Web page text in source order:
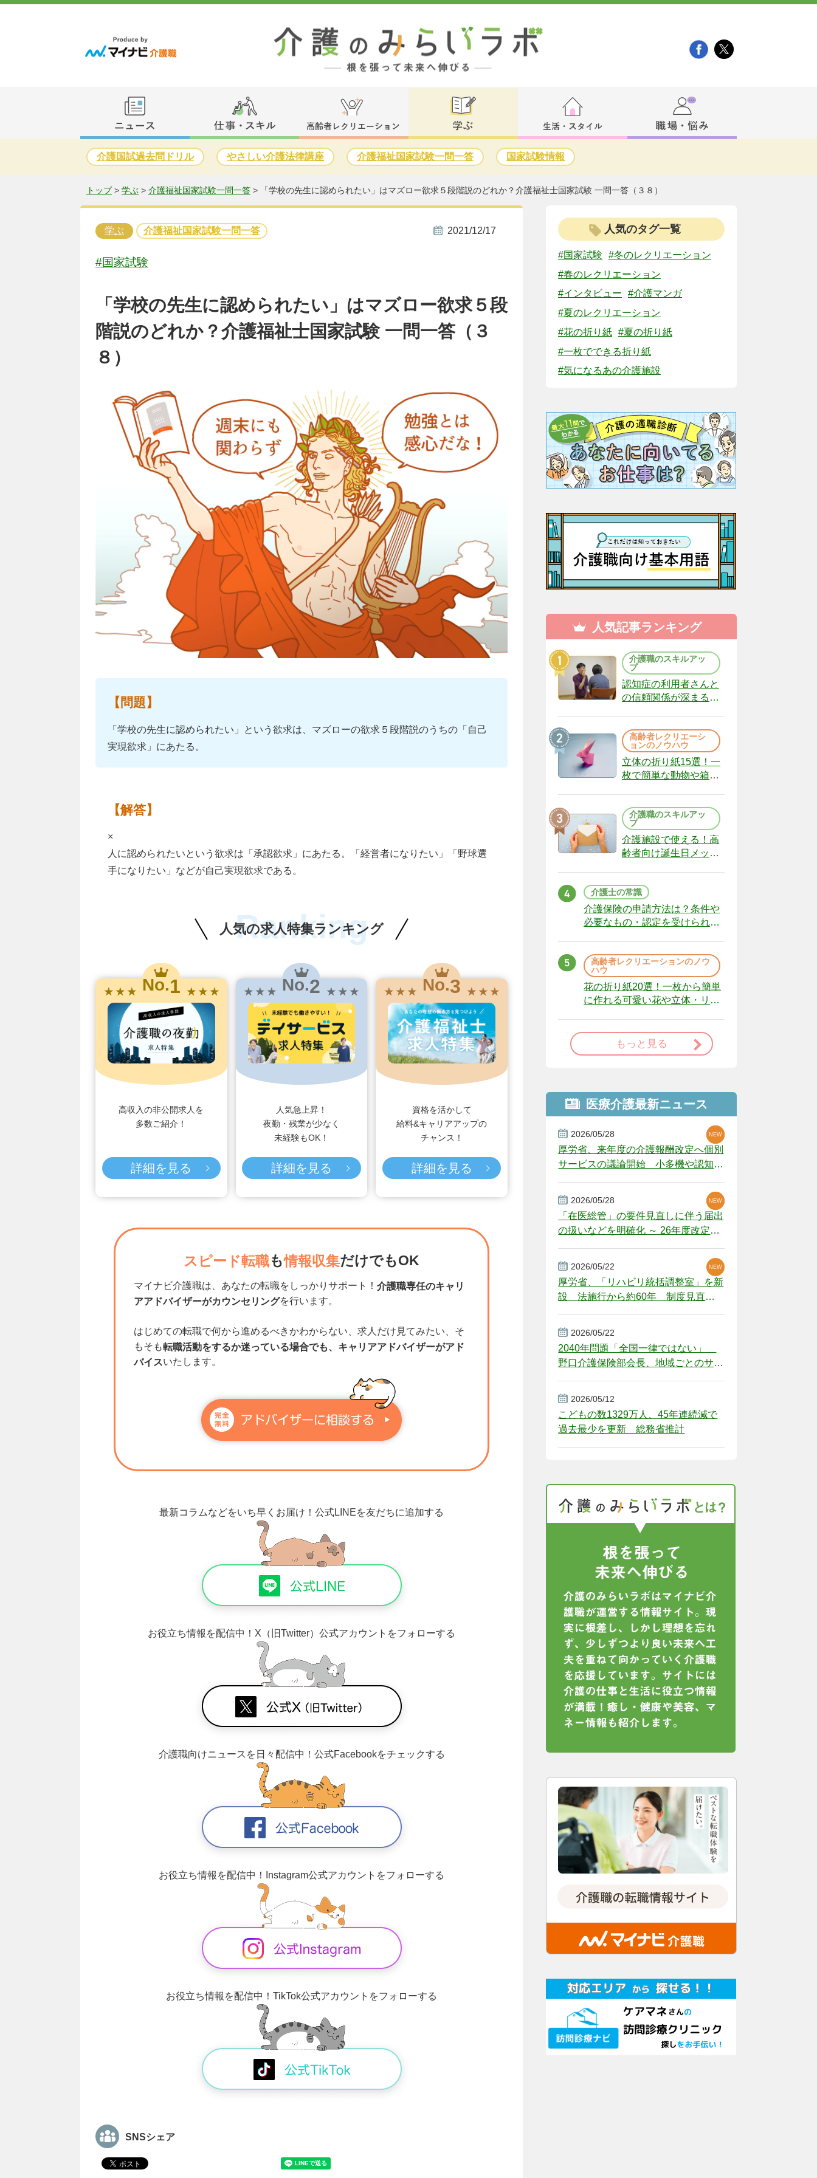
介護国試過去問ドリル やさしい介護法律講座 介護福祉国家試験一問一答 国家試験情報
トップ> 学ぶ > 介護福祉国家試験一問一答 > 「学校の先生に認められたい」はマズロー欲求５段階説のどれか？介護福祉士国家試験 一問一答（３８）
学ぶ 介護福祉国家試験一問一答 2021/12/17
#国家試験
「学校の先生に認められたい」はマズロー欲求５段
階説のどれか？介護福祉士国家試験 一問一答（３
８）
【問題】
「学校の先生に認められたい」という欲求は、マズローの欲求５段階説のうちの「自己
実現欲求」にあたる。
【解答】
×
人に認められたいという欲求は「承認欲求」にあたる。「経営者になりたい」「野球選
手になりたい」などが自己実現欲求である。
人気の求人特集ランキング
Ranking
★ ★ ★ No.1 ★ ★ ★
高収入の非公開求人を
多数ご紹介！
詳細を見る
★ ★ ★ No.2 ★ ★ ★
人気急上昇！
夜勤・残業が少なく
未経験もOK！
詳細を見る
★ ★ ★ No.3 ★ ★ ★
資格を活かして
給料&キャリアアップの
チャンス！
詳細を見る
スピード転職も情報収集だけでもOK
マイナビ介護職は、あなたの転職をしっかりサポート！ 介護職専任のキャリ
アアドバイザーがカウンセリングを行います。
はじめての転職で何から進めるべきかわからない、求人だけ見てみたい、そ
もそも転職活動をするか迷っている場合でも、キャリアアドバイザーがアド
バイスいたします。
最新コラムなどをいち早くお届け！ 公式LINEを友だちに追加する
お役立ち情報を配信中！ X（旧Twitter）公式アカウントをフォローする
介護職向けニュースを日々配信中！ 公式Facebookをチェックする
お役立ち情報を配信中！ Instagram公式アカウントをフォローする
お役立ち情報を配信中！ TikTok公式アカウントをフォローする
SNSシェア
人気のタグ一覧
#国家試験
#冬のレクリエーション
#春のレクリエーション
#インタビュー
#介護マンガ
#夏のレクリエーション
#花の折り紙 #夏の折り紙
#一枚でできる折り紙
#気になるあの介護施設
人気記事ランキング
介護職のスキルアッ
プ
認知症の利用者さんと
の信頼関係が深まる声
（22）
高齢者レクリエーシ
ョンのノウハウ
立体の折り紙15選！一
枚で簡単な動物や箱、
介護職のスキルアッ
プ
介護施設で使える！高
齢者向け誕生日メッセ
介護士の常識
介護保険の申請方法は？条件や
必要なもの・認定を受けられな
高齢者レクリエーションのノウ
ハウ
花の折り紙20選！一枚から簡単
に作れる可愛い花や立体・リー
もっと見る
医療介護最新ニュース
2026/05/28
厚労省、来年度の介護報酬改定へ個別
サービスの議論開始 小多機や認知症
NEW
NEW
NEW
2026/05/28
「在医総管」の要件見直しに伴う届出
の扱いなどを明確化 ～ 26年度改定疑
NEW
NEW
2026/05/22
厚労省、「リハビリ統括調整室」を新
設 法施行から約60年 制度見直し
NEW
2026/05/22
2040年問題「全国一律ではない」
野口介護保険部会長、地域ごとのサー
2026/05/12
こどもの数1329万人、45年連続減で
過去最少を更新 総務省推計